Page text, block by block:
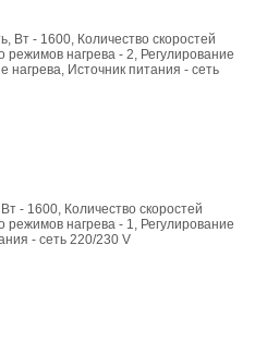
Вт - 1600, Количество скоростей
режимов нагрева - 2, Регулирование
нагрева, Источник питания - сеть
- 1600, Количество скоростей
режимов нагрева - 1, Регулирование
- сеть 220/230 V